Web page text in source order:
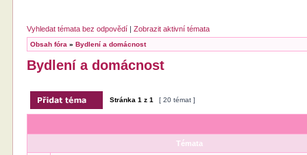
Vyhledat témata bez odpovědí |Zobrazit aktivní témata
Obsah fóra »Bydlení a domácnost
Bydlení a domácnost
Stránka1 z1 [ 20 témat ]
Témata